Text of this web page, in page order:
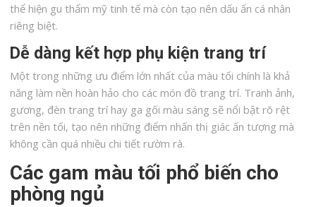
thể hiện gu thẩm mỹ tinh tế mà còn tạo nên dấu ấn cá nhân
riêng biệt.
Dễ dàng kết hợp phụ kiện trang trí
Một trong những ưu điểm lớn nhất của màu tối chính là khả
năng làm nền hoàn hảo cho các món đồ trang trí. Tranh ảnh,
gương, đèn trang trí hay ga gối màu sáng sẽ nổi bật rõ rệt
trên nền tối, tạo nên những điểm nhấn thị giác ấn tượng mà
không cần quá nhiều chi tiết rườm rà.
Các gam màu tối phổ biến cho
phòng ngủ